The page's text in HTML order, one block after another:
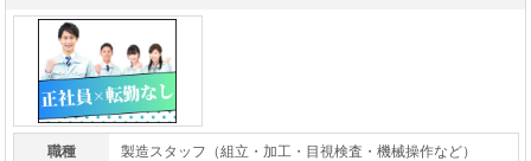
職種 製造スタッフ（組立・加工・目視検査・機械操作など）